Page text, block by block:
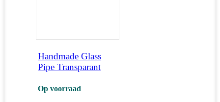
Handmade Glass
Pipe Transparant
Op voorraad